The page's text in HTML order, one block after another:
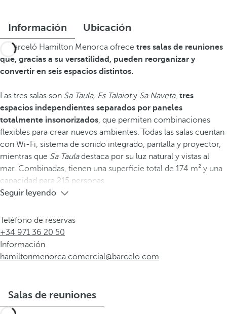
Información Ubicación
El Barceló Hamilton Menorca ofrece tres salas de reuniones
que, gracias a su versatilidad, pueden reorganizar y
convertir en seis espacios distintos.
Las tres salas son Sa Taula, Es Talaioty Sa Naveta, tres
espacios independientes separados por paneles
totalmente insonorizados, que permiten combinaciones
flexibles para crear nuevos ambientes. Todas las salas cuentan
con Wi-Fi, sistema de sonido integrado, pantalla y proyector,
mientras que Sa Tauladestaca por su luz natural y vistas al
mar. Combinadas, tienen una superficie total de 174 m² y una
capacidad para 215 personas.
Seguir leyendo
Teléfono de reservas
+34 971 36 20 50
Información
hamiltonmenorca.comercial@barcelo.com
Salas de reuniones